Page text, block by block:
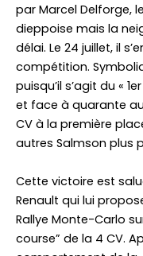
par Marcel Delforge,
dieppoise mais la
délai. Le 24 juillet, il
compétition.
puisqu’il s’agit du «
et face à quarante
CV à la première
autres Salmson plus
Cette victoire est
Renault qui lui
Rallye Monte-Carlo
course” de la 4 CV.